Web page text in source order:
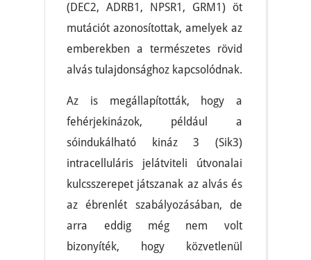
(DEC2, ADRB1, NPSR1, GRM1) öt
mutációt azonosítottak, amelyek az
emberekben a természetes rövid
alvás tulajdonsághoz kapcsolódnak.
Az is megállapították, hogy a
fehérjekinázok, például a
sóindukálható kináz 3 (Sik3)
intracelluláris jelátviteli útvonalai
kulcsszerepet játszanak az alvás és
az ébrenlét szabályozásában, de
arra eddig még nem volt
bizonyíték, hogy közvetlenül